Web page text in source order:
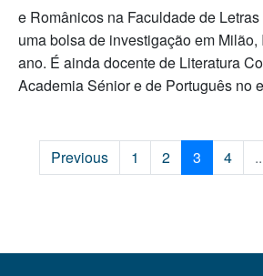
e Românicos na Faculdade de
uma bolsa de investigação em Milão,
ano. É ainda docente de Literatura
Academia Sénior e de Português no
Previous 1 2 3 4